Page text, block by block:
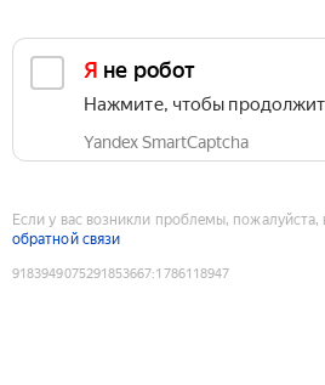
Я не робот
Нажмите, чтобы
Yandex SmartCaptcha
Если у вас возникли проблемы, пожалуйста,
обратной связи
9183949075291853667:1786118947